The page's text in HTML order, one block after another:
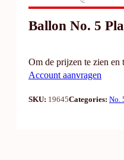
Ballon No. 5
Om de prijzen te zien en
Account aanvragen
SKU: 19645Categories: No.